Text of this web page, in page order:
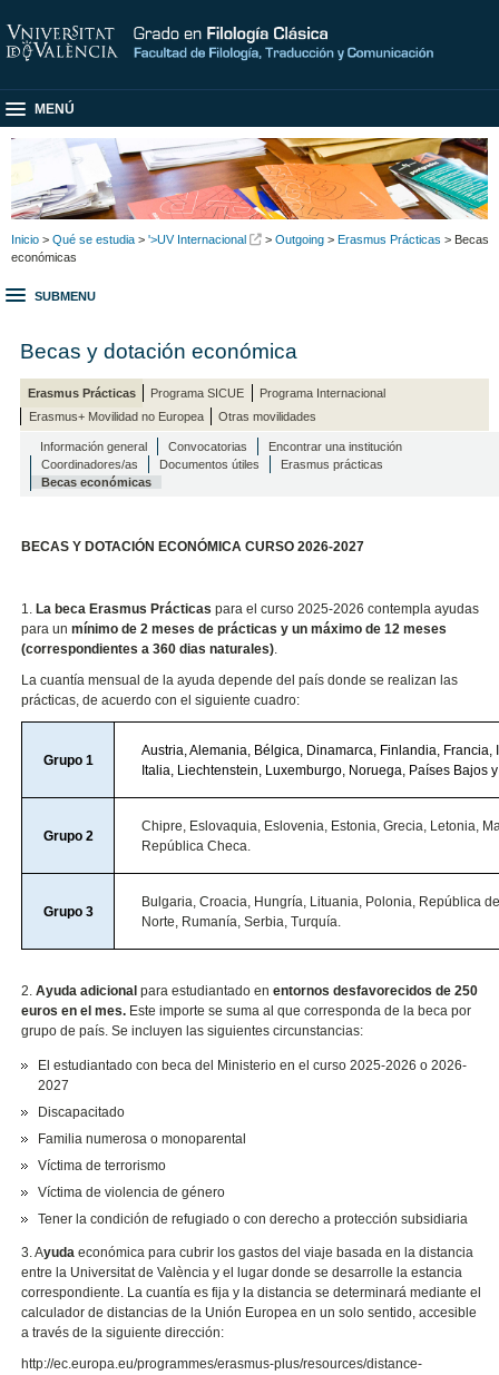
MENÚ
Inicio > Qué se estudia > '>UV Internacional > Outgoing > Erasmus Prácticas > Becas
económicas
SUBMENU
Becas y dotación económica
Erasmus Prácticas Programa SICUE
Programa Internacional
Erasmus+ Movilidad no Europea
Otras movilidades
Información general Convocatorias
Encontrar una institución
Coordinadores/as
Documentos útiles
Erasmus prácticas
Becas económicas
BECAS Y DOTACIÓN ECONÓMICA CURSO 2026-2027
1. La beca Erasmus Prácticas para el curso 2025-2026 contempla ayudas
para unmínimo de 2 meses de prácticas y un máximo de 12 meses
(correspondientes a 360 dias naturales).
La cuantía mensual de la ayuda depende del país donde se realizan las
prácticas, de acuerdo con el siguiente cuadro:
Grupo 1
Austria, Alemania, Bélgica, Dinamarca, Finlandia, Francia,
Italia, Liechtenstein, Luxemburgo, Noruega, Países Bajos
Grupo 2
Chipre, Eslovaquia, Eslovenia, Estonia, Grecia, Letonia,
República Checa.
Grupo 3
Bulgaria, Croacia, Hungría, Lituania, Polonia, República
Norte, Rumanía, Serbia, Turquía.
2. Ayuda adicionalpara estudiantado enentornos desfavorecidos de 250
euros en el mes. Este importe se suma al que corresponda de la beca por
grupo de país. Se incluyen las siguientes circunstancias:
El estudiantado con beca del Ministerio en el curso 2025-2026 o 2026-
2027
Discapacitado
Familia numerosa o monoparental
Víctima de terrorismo
Víctima de violencia de género
Tener la condición de refugiado o con derecho a protección subsidiaria
3. Ayuda económica para cubrir los gastos del viaje basada en la distancia
entre la Universitat de València y el lugar donde se desarrolle la estancia
correspondiente. La cuantía es fija y la distancia se determinará mediante el
calculador de distancias de la Unión Europea en un solo sentido, accesible
a través de la siguiente dirección:
http://ec.europa.eu/programmes/erasmus-plus/resources/distance-